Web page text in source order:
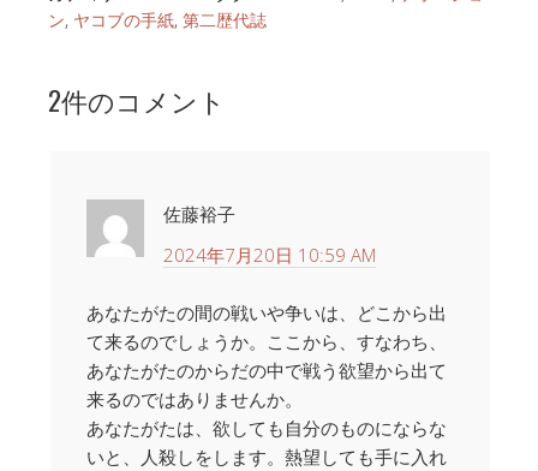
レ
ー
ン, ヤコブの手紙, 第二歴代誌
2件のコメント
佐藤裕子
2024年7月20日 10:59 AM
あなたがたの間の戦いや争いは、どこから出
て来るのでしょうか。ここから、すなわち、
あなたがたのからだの中で戦う欲望から出て
来るのではありませんか。
あなたがたは、欲しても自分のものにならな
いと、人殺しをします。熱望しても手に入れ